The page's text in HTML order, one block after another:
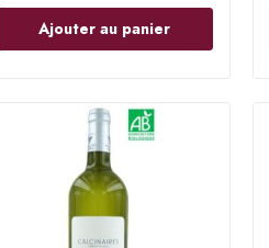
Ajouter au panier